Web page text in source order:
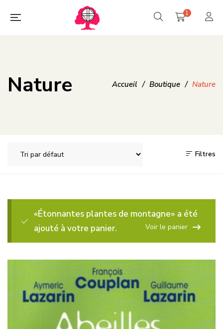
1
Nature Accueil / Boutique / Nature
Filtres
«Étonnantes plantes de montagne» a été
ajouté à votre panier.
Voir le panier